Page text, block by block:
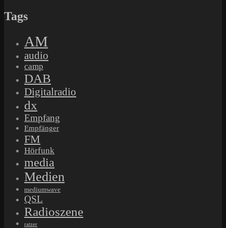
Tags
AM
audio
camp
DAB
Digitalradio
dx
Empfang
Empfänger
FM
Hörfunk
media
Medien
mediumwave
QSL
Radioszene
ratzer